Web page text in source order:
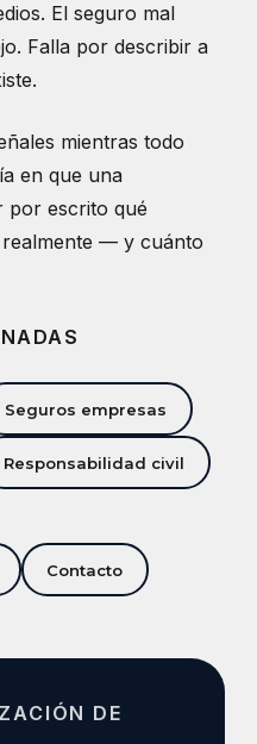
El seguro mal
Falla por describir a
mientras todo
en que una
por escrito qué
realmente — y cuánto
Seguros empresas
Responsabilidad civil
Contacto
DE